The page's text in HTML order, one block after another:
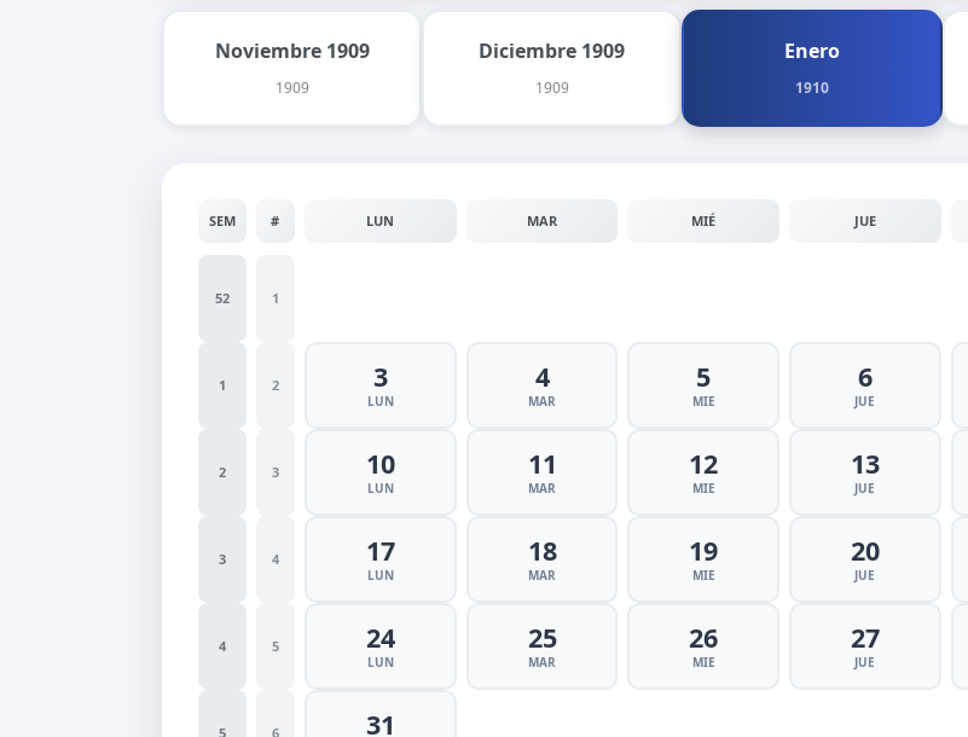
Noviembre 1909
1909
Diciembre 1909
1909
Enero
1910
SEM # LUN MAR MIÉ JUE
52 1
1 2 3
LUN
4
MAR
5
MIE
6
JUE
2 3 10
LUN
11
MAR
12
MIE
13
JUE
3 4 17
LUN
18
MAR
19
MIE
20
JUE
4 5 24
LUN
25
MAR
26
MIE
27
JUE
5 6 31